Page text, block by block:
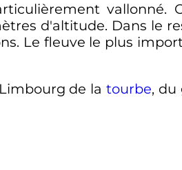
vallonné.
d'altitude. Dans le
Le fleuve le plus
de latourbe, du